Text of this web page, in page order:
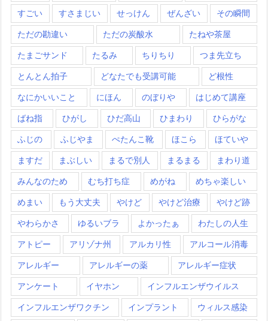
すごい すさまじい せっけん ぜんざい その瞬間
ただの勘違い ただの炭酸水 たねや茶屋
たまごサンド たるみ ちりちり つま先立ち
とんとん拍子 どなたでも受講可能 ど根性
なにかいいこと にほん のぼりや はじめて講座
ばね指 ひがし ひだ高山 ひまわり ひらがな
ふじの ふじやま ぺたんこ靴 ほこら ほていや
ますだ まぶしい まるで別人 まるまる まわり道
みんなのため むち打ち症 めがね めちゃ楽しい
めまい もう大丈夫 やけど やけど治療 やけど跡
やわらかさ ゆるいブラ よかったぁ わたしの人生
アトピー アリゾナ州 アルカリ性 アルコール消毒
アレルギー アレルギーの薬 アレルギー症状
アンケート イヤホン インフルエンザウイルス
インフルエンザワクチン インプラント ウィルス感染